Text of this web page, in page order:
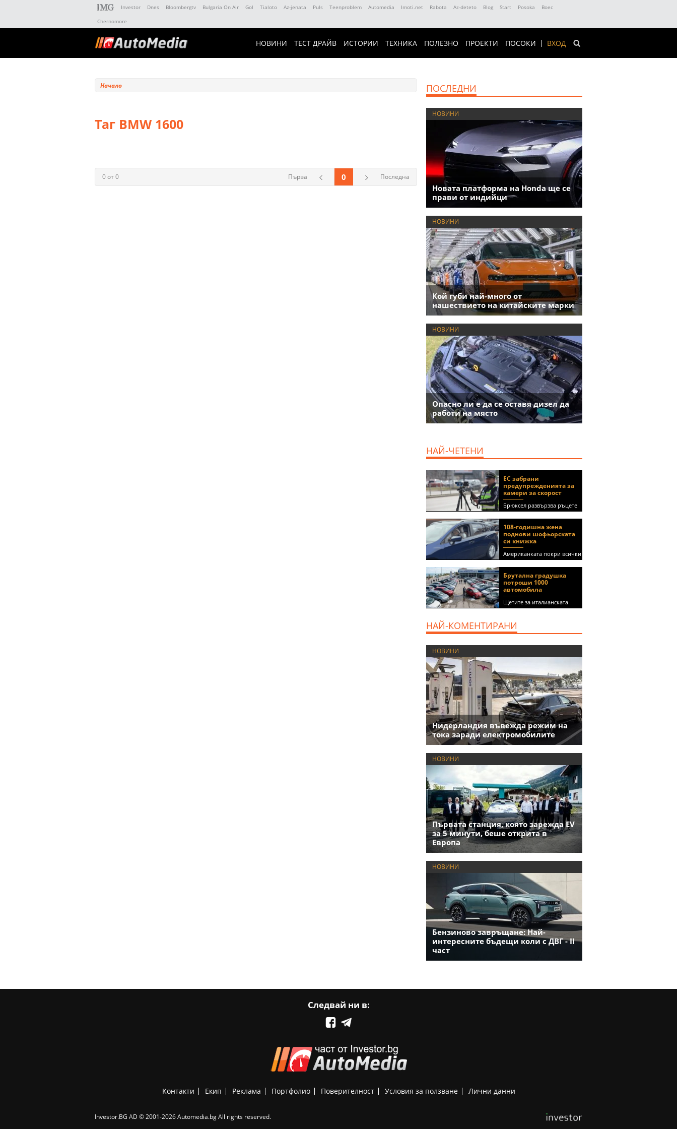
Investor Dnes Bloombergtv Bulgaria On Air Gol Tialoto Az-jenata Puls Teenproblem Automedia Imoti.net Rabota Az-deteto Blog Start Posoka
Boec
Chernomore
ВХОД
НОВИНИ ТЕСТ ДРАЙВ ИСТОРИИ ТЕХНИКА ПОЛЕЗНО ПРОЕКТИ ПОСОКИ
Начало
Таг BMW 1600
0 от 0 Последна
0
Първа
ПОСЛЕДНИ
НОВИНИ
Новата платформа на Honda ще се
прави от индийци
НОВИНИ
Кой губи най-много от
нашествието на китайските марки
НОВИНИ
Опасно ли е да се оставя дизел да
работи на място
НАЙ-ЧЕТЕНИ
ЕС забрани
предупрежденията за
камери за скорост
Брюксел развързва ръцете
на правителствата за
приложения като Waze и
Google Maps
108-годишна жена
поднови шофьорската
си книжка
Американката покри всички
медицински изисквания, за
(ВИДЕО)
Брутална градушка
потроши 1000
автомобила
Щетите за италианската
автокъща се оценяват на 5
НАЙ-КОМЕНТИРАНИ
НОВИНИ
Нидерландия въвежда режим на
тока заради електромобилите
НОВИНИ
Първата станция, която зарежда EV
за 5 минути, беше открита в
Европа
НОВИНИ
Бензиново завръщане: Най-
интересните бъдещи коли с ДВГ - II
част
Следвай ни в:
Контакти Екип Реклама Портфолио Поверителност Условия за ползване Лични данни
Investor.BG AD © 2001-2026 Automedia.bg All rights reserved.